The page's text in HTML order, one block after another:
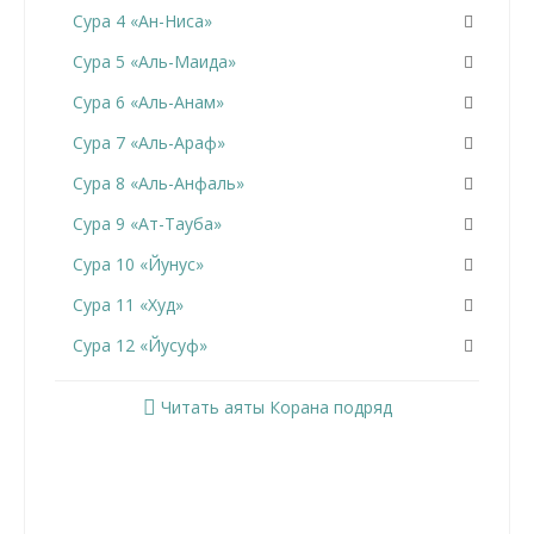
Сура 4 «Ан-Ниса»
Сура 5 «Аль-Маида»
Сура 6 «Аль-Анам»
Сура 7 «Аль-Араф»
Сура 8 «Аль-Анфаль»
Сура 9 «Ат-Тауба»
Сура 10 «Йунус»
Сура 11 «Худ»
Сура 12 «Йусуф»
Читать аяты Корана подряд